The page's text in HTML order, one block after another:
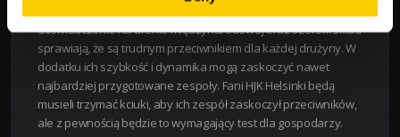
doświadczenie na arenie międzynarodowej oraz szeroki skład
sprawiają, że są trudnym przeciwnikiem dla każdej drużyny. W
dodatku ich szybkość i dynamika mogą zaskoczyć nawet
najbardziej przygotowane zespoły. Fani HJK Helsinki będą
musieli trzymać kciuki, aby ich zespół zaskoczył przeciwników,
ale z pewnością będzie to wymagający test dla gospodarzy.